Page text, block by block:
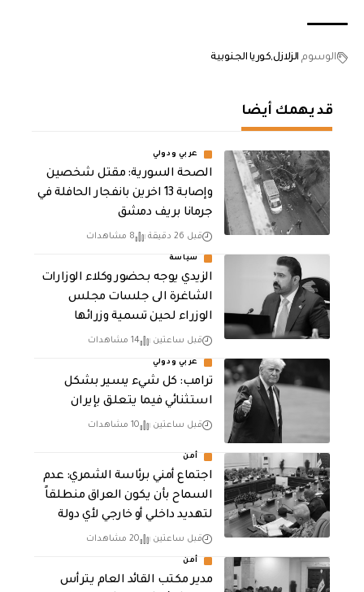
الوسوم الزلازلكوريا الجنوبية
قد يهمك أيضا
عربي ودولي
الصحة السورية: مقتل شخصين
وإصابة 13 اخرين بانفجار الحافلة في
جرمانا بريف دمشق
قبل 26 دقيقة 8 مشاهدات
سياسة
الزيدي يوجه بحضور وكلاء الوزارات
الشاغرة الى جلسات مجلس
الوزراء لحين تسمية وزرائها
قبل ساعتين 14 مشاهدات
عربي ودولي
ترامب: كل شيء يسير بشكل
استثنائي فيما يتعلق بإيران
قبل ساعتين 10 مشاهدات
أمن
اجتماع أمني برئاسة الشمري: عدم
السماح بأن يكون العراق منطلقاً
لتهديد داخلي أو خارجي لأي دولة
قبل ساعتين 20 مشاهدات
أمن
مدير مكتب القائد العام يترأس